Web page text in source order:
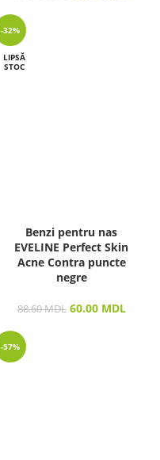
-32%
LIPSĂ
STOC
Benzi pentru nas
EVELINE Perfect Skin
Acne Сontra puncte
negre
88.60MDL 60.00 MDL
-57%